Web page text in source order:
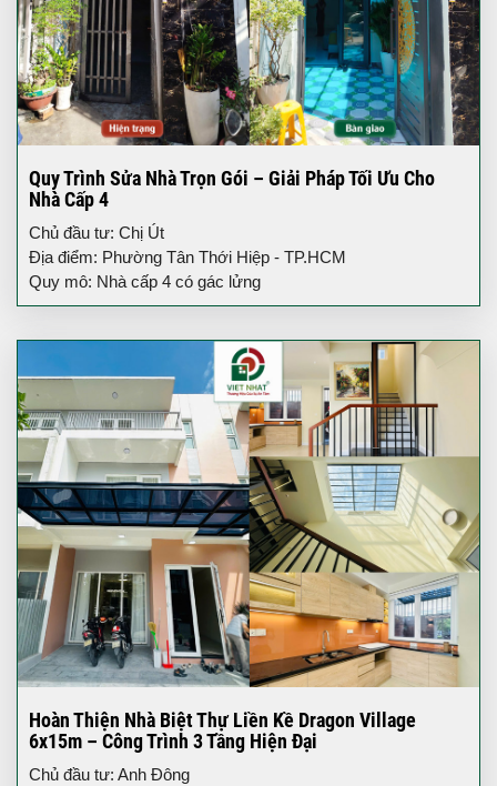
Quy Trình Sửa Nhà Trọn Gói – Giải Pháp Tối Ưu Cho
Nhà Cấp 4
Chủ đầu tư: Chị Út
Địa điểm: Phường Tân Thới Hiệp - TP.HCM
Quy mô: Nhà cấp 4 có gác lửng
Hoàn Thiện Nhà Biệt Thự Liền Kề Dragon Village
6x15m – Công Trình 3 Tầng Hiện Đại
Chủ đầu tư: Anh Đông